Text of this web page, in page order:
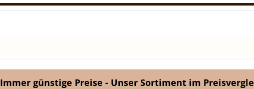
Immer günstige Preise - Unser Sortiment im